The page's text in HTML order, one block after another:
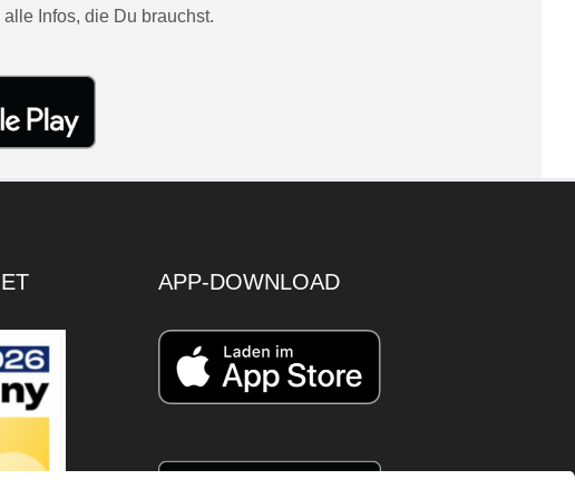
Infos, die Du brauchst.
APP-DOWNLOAD